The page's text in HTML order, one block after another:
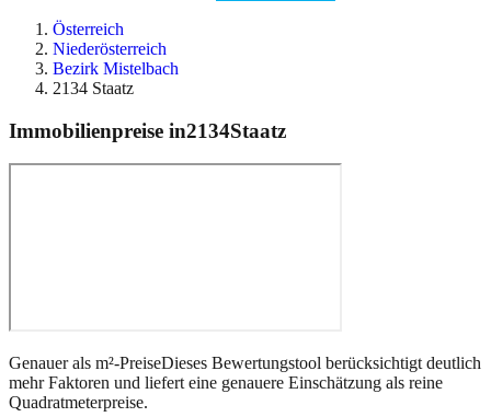
Österreich
Niederösterreich
Bezirk Mistelbach
2134 Staatz
Immobilienpreise in2134Staatz
Genauer als m²-PreiseDieses Bewertungstool berücksichtigt deutlich
mehr Faktoren und liefert eine genauere Einschätzung als reine
Quadratmeterpreise.